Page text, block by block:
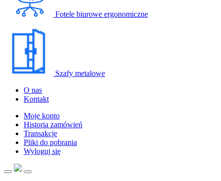
Fotele biurowe ergonomiczne
Szafy metalowe
O nas
Kontakt
Moje konto
Historia zamówień
Transakcje
Pliki do pobrania
Wyloguj się